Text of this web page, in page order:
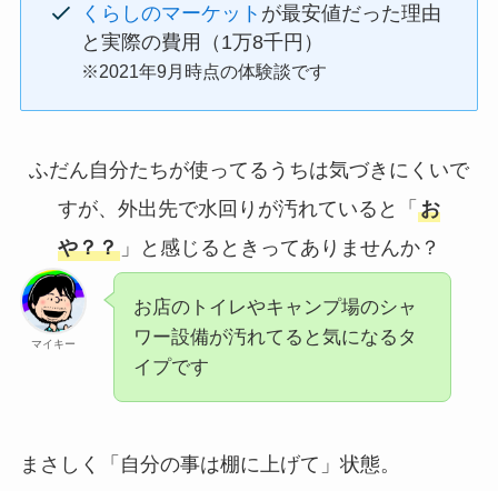
くらしのマーケット が最安値だった理由
と実際の費用（1万8千円）
※2021年9月時点の体験談です
ふだん自分たちが使ってるうちは気づきにくいで
すが、外出先で水回りが汚れていると「 お
や？？ 」と感じるときってありませんか？
マイキー
お店のトイレやキャンプ場のシャ
ワー設備が汚れてると気になるタ
イプです
まさしく「自分の事は棚に上げて」状態。